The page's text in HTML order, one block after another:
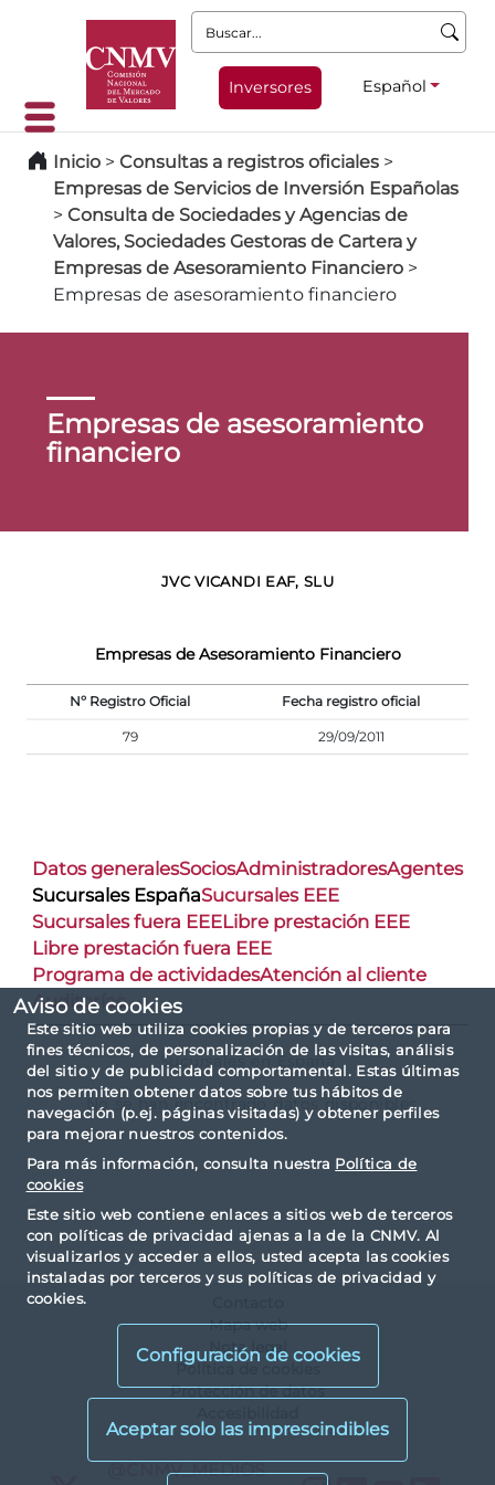
Aviso de cookies
Este sitio web utiliza cookies propias y de terceros para
fines técnicos, de personalización de las visitas, análisis
del sitio y de publicidad comportamental. Estas últimas
nos permiten obtener datos sobre tus hábitos de
navegación (p.ej. páginas visitadas) y obtener perfiles
para mejorar nuestros contenidos.
Para más información, consulta nuestra Política de
cookies
Este sitio web contiene enlaces a sitios web de terceros
con políticas de privacidad ajenas a la de la CNMV. Al
visualizarlos y acceder a ellos, usted acepta las cookies
instaladas por terceros y sus políticas de privacidad y
cookies.
Configuración de cookies
Buscar:
Inversores Español
Inicio > Consultas a registros oficiales >
Empresas de Servicios de Inversión Españolas
> Consulta de Sociedades y Agencias de
Valores, Sociedades Gestoras de Cartera y
Empresas de Asesoramiento Financiero >
Empresas de asesoramiento financiero
Empresas de asesoramiento
financiero
JVC VICANDI EAF, SLU
Empresas de Asesoramiento Financiero
Nº Registro Oficial Fecha registro oficial
79 29/09/2011
Datos generalesSociosAdministradoresAgentes
Sucursales EspañaSucursales EEE
Sucursales fuera EEELibre prestación EEE
Libre prestación fuera EEE
Programa de actividadesAtención al cliente
Auditorías
Sucursales en España
No se han encontrado datos disponibles
Mapa web
Nota legal
Política de cookies
Protección de datos
@CNMV_MEDIOS